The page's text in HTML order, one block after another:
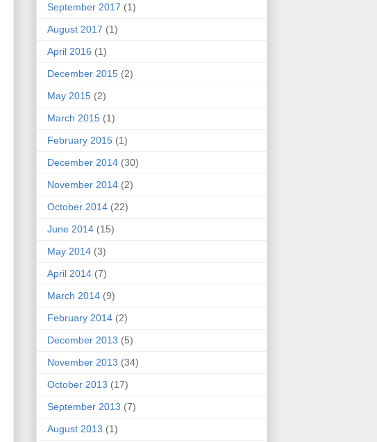
September 2017 (1)
August 2017 (1)
April 2016 (1)
December 2015 (2)
May 2015 (2)
March 2015 (1)
February 2015 (1)
December 2014 (30)
November 2014 (2)
October 2014 (22)
June 2014 (15)
May 2014 (3)
April 2014 (7)
March 2014 (9)
February 2014 (2)
December 2013 (5)
November 2013 (34)
October 2013 (17)
September 2013 (7)
August 2013 (1)